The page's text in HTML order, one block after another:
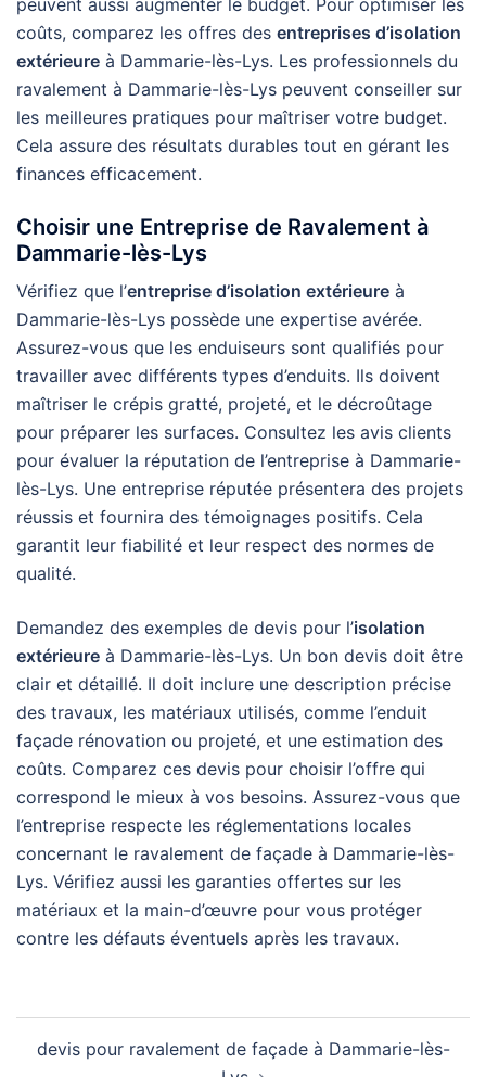
peuvent aussi augmenter le budget. Pour optimiser les
coûts, comparez les offres des entreprises d’isolation
extérieure à Dammarie-lès-Lys. Les professionnels du
ravalement à Dammarie-lès-Lys peuvent conseiller sur
les meilleures pratiques pour maîtriser votre budget.
Cela assure des résultats durables tout en gérant les
finances efficacement.
Choisir une Entreprise de Ravalement à
Dammarie-lès-Lys
Vérifiez que l’entreprise d’isolation extérieure à
Dammarie-lès-Lys possède une expertise avérée.
Assurez-vous que les enduiseurs sont qualifiés pour
travailler avec différents types d’enduits. Ils doivent
maîtriser le crépis gratté, projeté, et le décroûtage
pour préparer les surfaces. Consultez les avis clients
pour évaluer la réputation de l’entreprise à Dammarie-
lès-Lys. Une entreprise réputée présentera des projets
réussis et fournira des témoignages positifs. Cela
garantit leur fiabilité et leur respect des normes de
qualité.
Demandez des exemples de devis pour l’isolation
extérieure à Dammarie-lès-Lys. Un bon devis doit être
clair et détaillé. Il doit inclure une description précise
des travaux, les matériaux utilisés, comme l’enduit
façade rénovation ou projeté, et une estimation des
coûts. Comparez ces devis pour choisir l’offre qui
correspond le mieux à vos besoins. Assurez-vous que
l’entreprise respecte les réglementations locales
concernant le ravalement de façade à Dammarie-lès-
Lys. Vérifiez aussi les garanties offertes sur les
matériaux et la main-d’œuvre pour vous protéger
contre les défauts éventuels après les travaux.
d’article
devis pour ravalement de façade à Dammarie-lès-